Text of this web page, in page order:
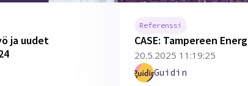
ja uudet
Referenssi
CASE: Tampereen
20.5.2025 11:19:25
Guidin